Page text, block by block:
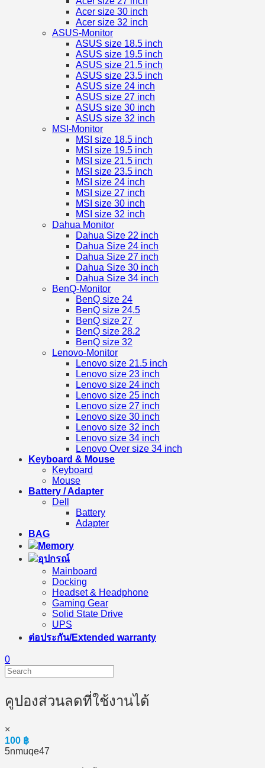
Acer size 30 inch
Acer size 32 inch
ASUS-Monitor
ASUS size 18.5 inch
ASUS size 19.5 inch
ASUS size 21.5 inch
ASUS size 23.5 inch
ASUS size 24 inch
ASUS size 27 inch
ASUS size 30 inch
ASUS size 32 inch
MSI-Monitor
MSI size 18.5 inch
MSI size 19.5 inch
MSI size 21.5 inch
MSI size 23.5 inch
MSI size 24 inch
MSI size 27 inch
MSI size 30 inch
MSI size 32 inch
Dahua Monitor
Dahua Size 22 inch
Dahua Size 24 inch
Dahua Size 27 inch
Dahua Size 30 inch
Dahua Size 34 inch
BenQ-Monitor
BenQ size 24
BenQ size 24.5
BenQ size 27
BenQ size 28.2
BenQ size 32
Lenovo-Monitor
Lenovo size 21.5 inch
Lenovo size 23 inch
Lenovo size 24 inch
Lenovo size 25 inch
Lenovo size 27 inch
Lenovo size 30 inch
Lenovo size 32 inch
Lenovo size 34 inch
Lenovo Over size 34 inch
Keyboard & Mouse
Keyboard
Mouse
Battery / Adapter
Dell
Battery
Adapter
BAG
Memory
อุปกรณ์
Mainboard
Docking
Headset & Headphone
Gaming Gear
Solid State Drive
UPS
ต่อประกัน/Extended warranty
0
คูปองส่วนลดที่ใช้งานได้
×
100 ฿
5nmuqe47